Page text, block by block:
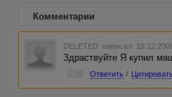
Комментарии
DELETED написал
Здраствуйте Я купил
Ответить /